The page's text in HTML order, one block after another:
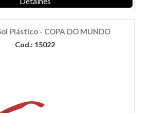
Plástico - COPA DO MUNDO
Cod.: 15022